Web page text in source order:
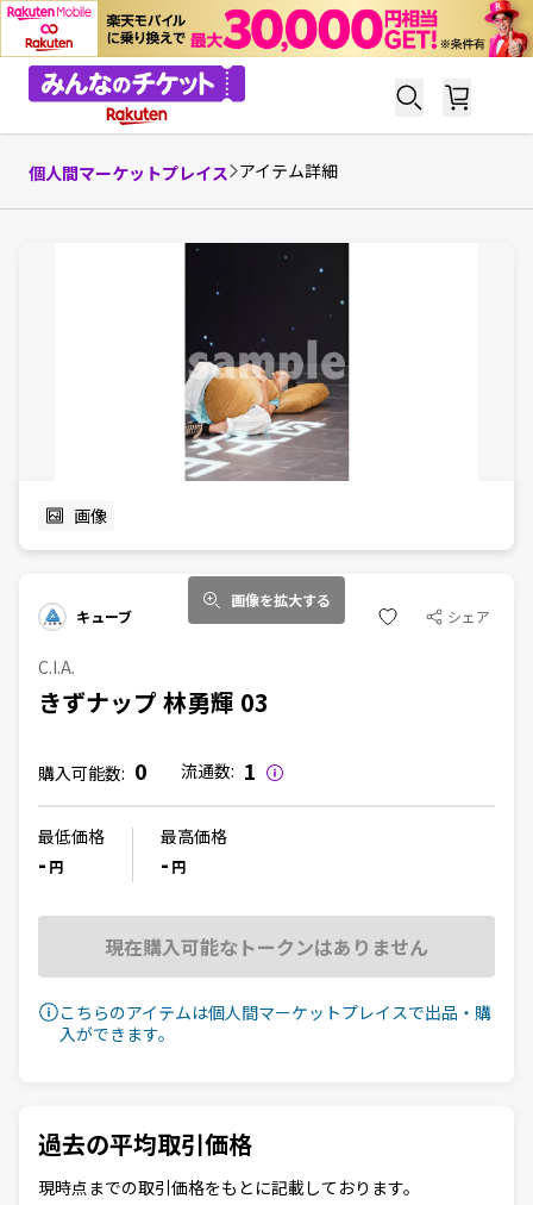
個人間マーケットプレイス アイテム詳細
画像を拡大する
画像
キューブ シェア
C.I.A.
きずナップ 林勇輝 03
購入可能数: 0 流通数: 1
最低価格
- 円
最高価格
- 円
現在購入可能なトークンはありません
こちらのアイテムは個人間マーケットプレイスで出品・購
入ができます。
過去の平均取引価格
現時点までの取引価格をもとに記載しております。